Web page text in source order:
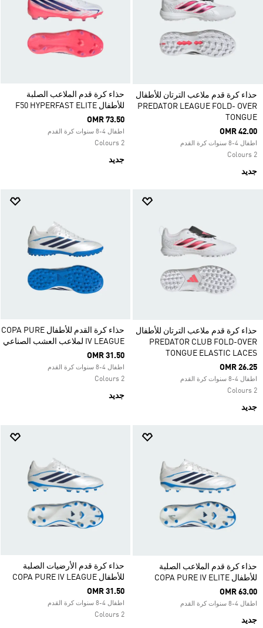
حذاء كرة قدم ملاعب الترتان للأطفال
PREDATOR LEAGUE FOLD- OVER
TONGUE
OMR 42.00
اطفال 4-8 سنوات كرة القدم
2 Colours
جديد
حذاء كرة قدم الملاعب الصلبة
للأطفال F50 HYPERFAST ELITE
OMR 73.50
اطفال 4-8 سنوات كرة القدم
2 Colours
جديد
حذاء كرة قدم ملاعب الترتان للأطفال
PREDATOR CLUB FOLD-OVER
TONGUE ELASTIC LACES
OMR 26.25
اطفال 4-8 سنوات كرة القدم
2 Colours
جديد
حذاء كرة القدم للأطفال COPA PURE
IV LEAGUE لملاعب العشب الصناعي
OMR 31.50
اطفال 4-8 سنوات كرة القدم
2 Colours
جديد
حذاء كرة قدم الملاعب الصلبة
للأطفال COPA PURE IV ELITE
OMR 63.00
اطفال 4-8 سنوات كرة القدم
جديد
حذاء كرة قدم الأرضيات الصلبة
للأطفال COPA PURE IV LEAGUE
OMR 31.50
اطفال 4-8 سنوات كرة القدم
2 Colours